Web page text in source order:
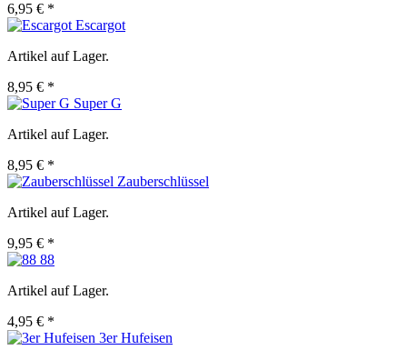
6,95 € *
Escargot
Artikel auf Lager.
8,95 € *
Super G
Artikel auf Lager.
8,95 € *
Zauberschlüssel
Artikel auf Lager.
9,95 € *
88
Artikel auf Lager.
4,95 € *
3er Hufeisen